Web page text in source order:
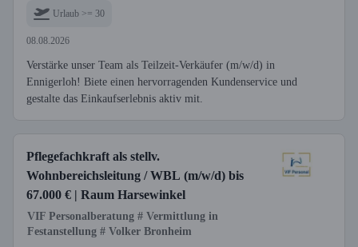
Urlaub >= 30
08.08.2026
Verstärke unser Team als Teilzeit-Verkäufer (m/w/d) in
Ennigerloh! Biete einen hervorragenden Kundenservice und
gestalte das Einkaufserlebnis aktiv mit.
Pflegefachkraft als stellv.
Wohnbereichsleitung / WBL (m/w/d) bis
67.000 € | Raum Harsewinkel
VIF Personalberatung # Vermittlung in
Festanstellung # Volker Bronheim